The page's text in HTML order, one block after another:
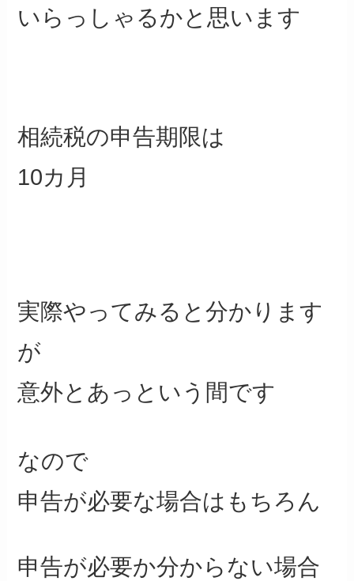
いらっしゃるかと思います
相続税の申告期限は
10カ月
実際やってみると分かります
が
意外とあっという間です
なので
申告が必要な場合はもちろん
申告が必要か分からない場合